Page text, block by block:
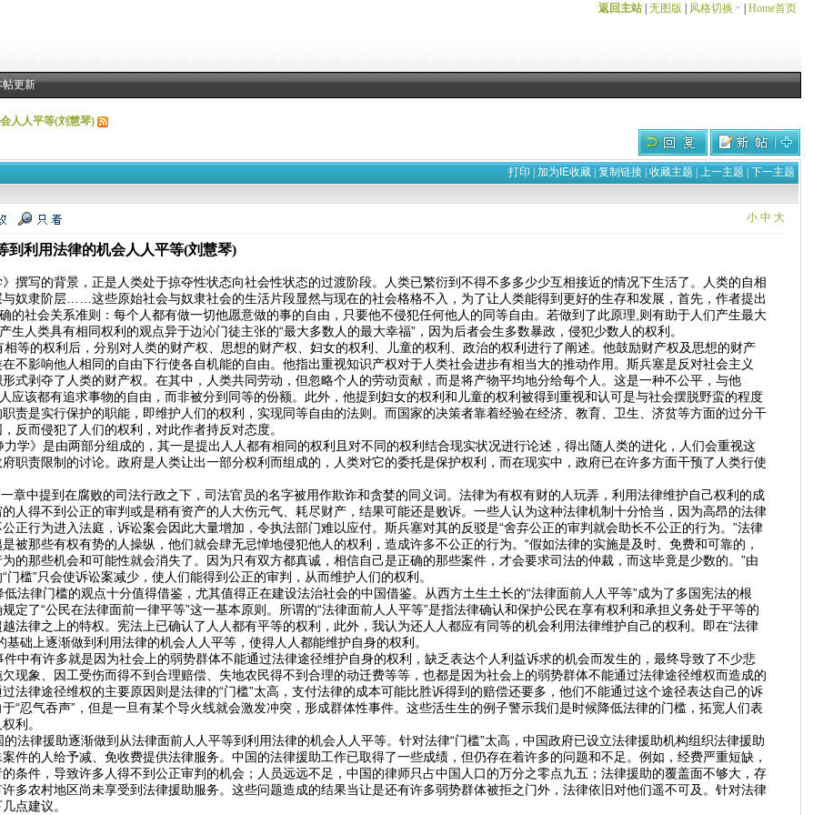
返回主站| 无图版 风格切换 Home首页
帖更新
人人平等(刘慧琴)
打印 加为IE收藏| 复制链接| 收藏主题 上一主题 下一主题
小 中 大
到利用法律的机会人人平等(刘慧琴)
撰写的背景，正是人类处于掠夺性状态向社会性状态的过渡阶段。人类已繁衍到不得不多多少少互相接近的情况下生活了。人类的自相
奴隶阶层……这些原始社会与奴隶社会的生活片段显然与现在的社会格格不入，为了让人类能得到更好的生存和发展，首先，作者提出
的社会关系准则：每个人都有做一切他愿意做的事的自由，只要他不侵犯任何他人的同等自由。若做到了此原理,则有助于人们产生最大
生人类具有相同权利的观点异于边沁门徒主张的“最大多数人的最大幸福”，因为后者会生多数暴政，侵犯少数人的权利。
等的权利后，分别对人类的财产权、思想的财产权、妇女的权利、儿童的权利、政治的权利进行了阐述。他鼓励财产权及思想的财产
不影响他人相同的自由下行使各自机能的自由。他指出重视知识产权对于人类社会进步有相当大的推动作用。斯兵塞是反对社会主义
式剥夺了人类的财产权。在其中，人类共同劳动，但忽略个人的劳动贡献，而是将产物平均地分给每个人。这是一种不公平，与他
应该都有追求事物的自由，而非被分到同等的份额。此外，他提到妇女的权利和儿童的权利被得到重视和认可是与社会摆脱野蛮的程度
责是实行保护的职能，即维护人们的权利，实现同等自由的法则。而国家的决策者靠着经验在经济、教育、卫生、济贫等方面的过分干
反而侵犯了人们的权利，对此作者持反对态度。
学》是由两部分组成的，其一是提出人人都有相同的权利且对不同的权利结合现实状况进行论述，得出随人类的进化，人们会重视这
职责限制的讨论。政府是人类让出一部分权利而组成的，人类对它的委托是保护权利，而在现实中，政府已在许多方面干预了人类行使
章中提到在腐败的司法行政之下，司法官员的名字被用作欺诈和贪婪的同义词。法律为有权有财的人玩弄，利用法律维护自己权利的成
人得不到公正的审判或是稍有资产的人大伤元气、耗尽财产，结果可能还是败诉。一些人认为这种法律机制十分恰当，因为高昂的法律
正行为进入法庭，诉讼案会因此大量增加，令执法部门难以应付。斯兵塞对其的反驳是“舍弃公正的审判就会助长不公正的行为。”法律
被那些有权有势的人操纵，他们就会肆无忌惮地侵犯他人的权利，造成许多不公正的行为。“假如法律的实施是及时、免费和可靠的，
的那些机会和可能性就会消失了。因为只有双方都真诚，相信自己是正确的那些案件，才会要求司法的仲裁，而这毕竟是少数的。”由
门槛”只会使诉讼案减少，使人们能得到公正的审判，从而维护人们的权利。
法律门槛的观点十分值得借鉴，尤其值得正在建设法治社会的中国借鉴。从西方土生土长的“法律面前人人平等”成为了多国宪法的根
定了“公民在法律面前一律平等”这一基本原则。所谓的“法律面前人人平等”是指法律确认和保护公民在享有权利和承担义务处于平等的
法律之上的特权。宪法上已确认了人人都有平等的权利，此外，我认为还人人都应有同等的机会利用法律维护自己的权利。即在“法律
基础上逐渐做到利用法律的机会人人平等，使得人人都能维护自身的权利。
中有许多就是因为社会上的弱势群体不能通过法律途径维护自身的权利，缺乏表达个人利益诉求的机会而发生的，最终导致了不少悲
现象、因工受伤而得不到合理赔偿、失地农民得不到合理的动迁费等等，也都是因为社会上的弱势群体不能通过法律途径维权而造成的
法律途径维权的主要原因则是法律的“门槛”太高，支付法律的成本可能比胜诉得到的赔偿还要多，他们不能通过这个途径表达自己的诉
“忍气吞声”，但是一旦有某个导火线就会激发冲突，形成群体性事件。这些活生生的例子警示我们是时候降低法律的门槛，拓宽人们表
利。
法律援助逐渐做到从法律面前人人平等到利用法律的机会人人平等。针对法律“门槛”太高，中国政府已设立法律援助机构组织法律援助
件的人给予减、免收费提供法律服务。中国的法律援助工作已取得了一些成绩，但仍存在着许多的问题和不足。例如，经费严重短缺，
条件，导致许多人得不到公正审判的机会；人员远远不足，中国的律师只占中国人口的万分之零点九五；法律援助的覆盖面不够大，存
多农村地区尚未享受到法律援助服务。这些问题造成的结果当让是还有许多弱势群体被拒之门外，法律依旧对他们遥不可及。针对法律
点建议。